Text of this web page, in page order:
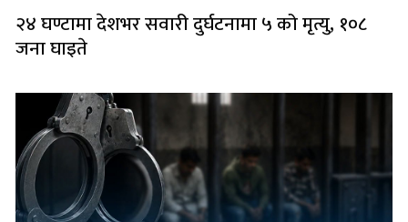
२४ घण्टामा देशभर सवारी दुर्घटनामा ५ को मृत्यु, १०८
जना घाइते